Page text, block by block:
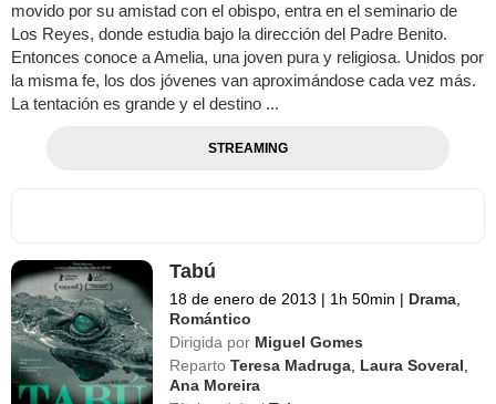
movido por su amistad con el obispo, entra en el seminario de
Los Reyes, donde estudia bajo la dirección del Padre Benito.
Entonces conoce a Amelia, una joven pura y religiosa. Unidos por
la misma fe, los dos jóvenes van aproximándose cada vez más.
La tentación es grande y el destino ...
STREAMING
Tabú
18 de enero de 2013 | 1h 50min | Drama
Romántico
Dirigida por Miguel Gomes
Reparto Teresa Madruga Laura Soveral
Ana Moreira